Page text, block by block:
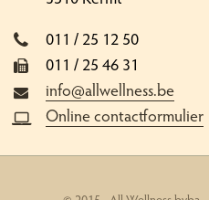
011 / 25 12 50
011 / 25 46 31
info@allwellness.be
Online contactformulier